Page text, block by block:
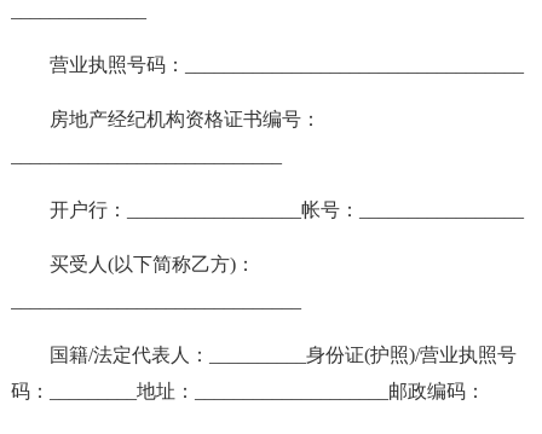
营业执照号码：___________________________________
房地产经纪机构资格证书编号：
开户行：__________________帐号：_________________
买受人(以下简称乙方)：
国籍/法定代表人：__________身份证(护照)/营业执照号
码：_________地址：____________________邮政编码：